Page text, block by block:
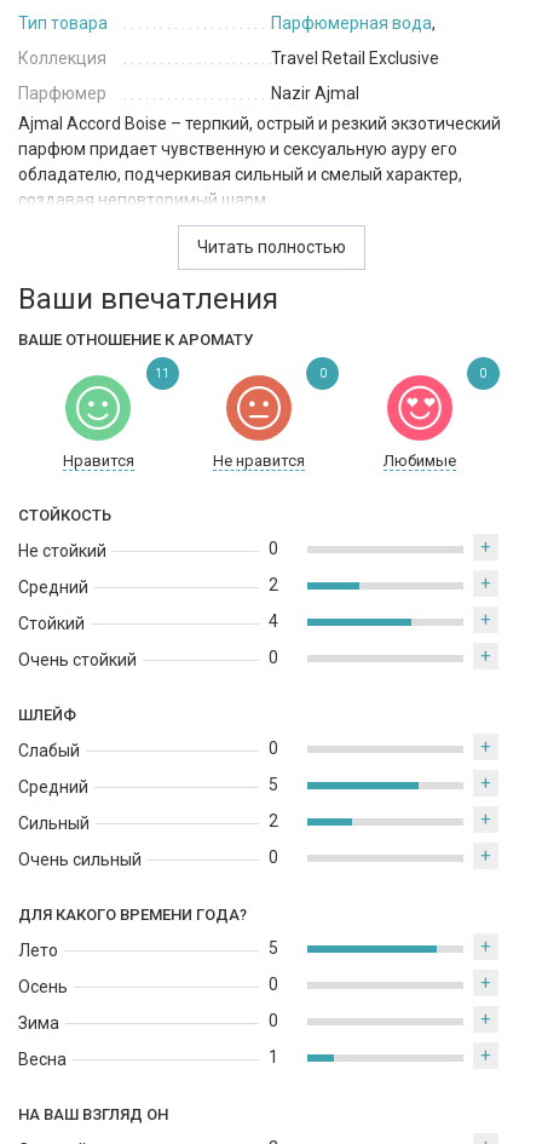
Тип товара
Парфюмерная вода,
Коллекция
Travel Retail Exclusive
Парфюмер
Nazir Ajmal
Ajmal Accord Boise – терпкий, острый и резкий экзотический
парфюм придает чувственную и сексуальную ауру его
обладателю, подчеркивая сильный и смелый характер,
создавая неповторимый шарм.
Аромат принадлежит к группе восточные древесные. В
начальных нотах вы почувствуете чувственный и острый
коктейль, состоящий из перца и кофе. В сердце аромата
бархатной лавандой. В базовых нотах стойкий и
прямолинейный шлейф из экзотической горечи листа пачули
и резкого, острого имбиря.
Уверенный в себе и благородный аристократ, сексуальный и
прямолинейный.
Читать полностью
Ваши впечатления
ВАШЕ ОТНОШЕНИЕ К АРОМАТУ
Нравится Не нравится Любимые
11 0 0
СТОЙКОСТЬ
Не стойкий
Средний
Стойкий
Очень стойкий
0 +
2 +
4 +
0 +
ШЛЕЙФ
Слабый
Средний
Сильный
Очень сильный
0 +
5 +
2 +
0 +
ДЛЯ КАКОГО ВРЕМЕНИ ГОДА?
Лето
Осень
Зима
Весна
5 +
0 +
0 +
1 +
НА ВАШ ВЗГЛЯД ОН